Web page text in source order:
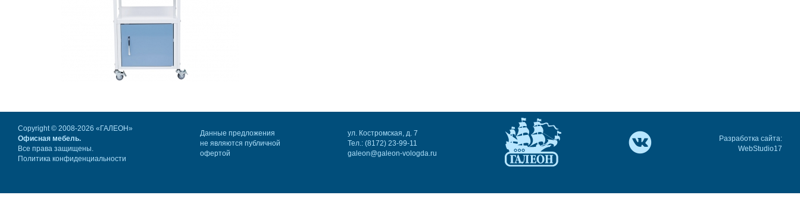
Copyright © 2008-2026 «ГАЛЕОН»
Офисная мебель.
Все права защищены.
Политика конфиденциальности
Данные предложения
не являются публичной
офертой
ул. Костромская, д. 7
Тел.: (8172) 23-99-11
galeon@galeon-vologda.ru
Разработка сайта:
WebStudio17